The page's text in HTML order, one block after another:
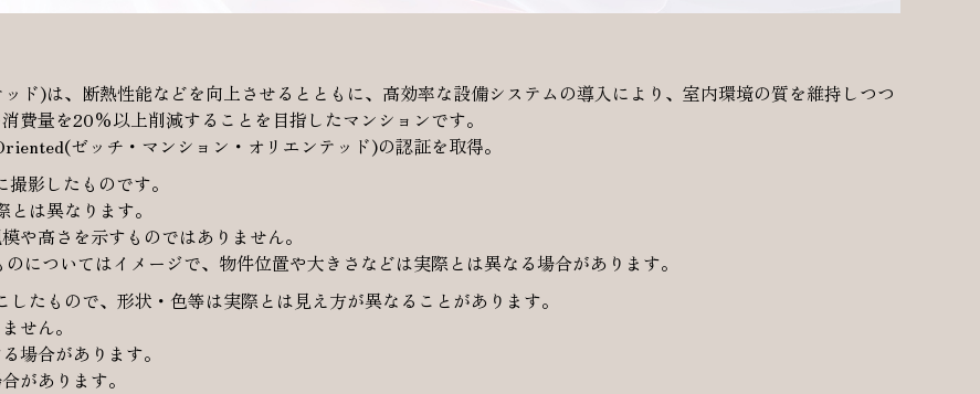
ド)は、断熱性能などを向上させるとともに、高効率な設備システムの導入により、室内環境の質を維持しつつ
費量を20%以上削減することを目指したマンションです。
ゼッチ・マンション・オリエンテッド)の認証を取得。
影したものです。
は異なります。
や高さを示すものではありません。
についてはイメージで、物件位置や大きさなどは実際とは異なる場合があります。
たもので、形状・色等は実際とは見え方が異なることがあります。
せん。
場合があります。
があります。